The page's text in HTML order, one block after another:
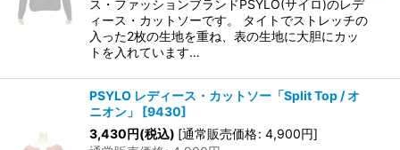
ス・ファッションブランドPSYLO(サイロ)のレデ
ィース・カットソーです。 タイトでストレッチの
入った2枚の生地を重ね、表の生地に大胆にカッ
トを入れています…
PSYLO レディース・カットソー「Split Top / オ
ニオン」
[9430]
3,430円(税込) [通常販売価格: 4,900円]